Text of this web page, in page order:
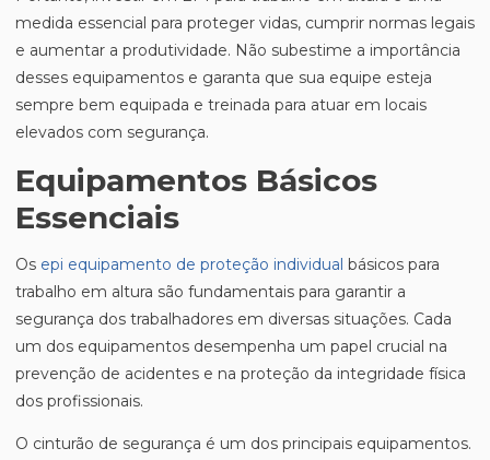
medida essencial para proteger vidas, cumprir normas legais
e aumentar a produtividade. Não subestime a importância
desses equipamentos e garanta que sua equipe esteja
sempre bem equipada e treinada para atuar em locais
elevados com segurança.
Equipamentos Básicos
Essenciais
Os epi equipamento de proteção individual básicos para
trabalho em altura são fundamentais para garantir a
segurança dos trabalhadores em diversas situações. Cada
um dos equipamentos desempenha um papel crucial na
prevenção de acidentes e na proteção da integridade física
dos profissionais.
O cinturão de segurança é um dos principais equipamentos.